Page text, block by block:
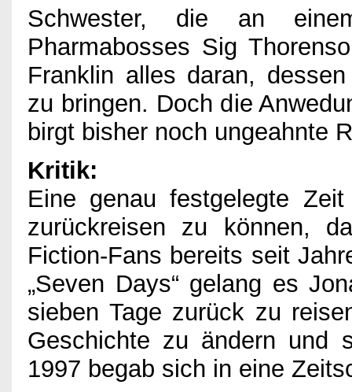
Schwester, die an
Pharmabosses Sig
Franklin alles daran,
zu bringen. Doch die
birgt bisher noch ungeahnte
Kritik:
Eine genau festgelegte
zurückreisen zu können,
Fiction-Fans bereits seit
„Seven Days“ gelang es
sieben Tage zurück zu
Geschichte zu ändern und
1997 begab sich in eine